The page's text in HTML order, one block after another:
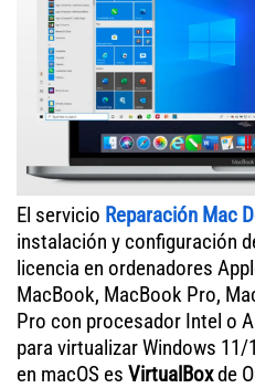
El servicio Reparación Mac
instalación y configuración
licencia en ordenadores
MacBook, MacBook Pro,
Pro con procesador Intel o
para virtualizar Windows 11/
en macOS es VirtualBoxde